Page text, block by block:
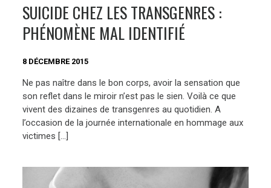
SUICIDE CHEZ LES TRANSGENRES :
PHÉNOMÈNE MAL IDENTIFIÉ
8 DÉCEMBRE 2015
Ne pas naître dans le bon corps, avoir la sensation que
son reflet dans le miroir n’est pas le sien. Voilà ce que
vivent des dizaines de transgenres au quotidien. A
l’occasion de la journée internationale en hommage aux
victimes […]